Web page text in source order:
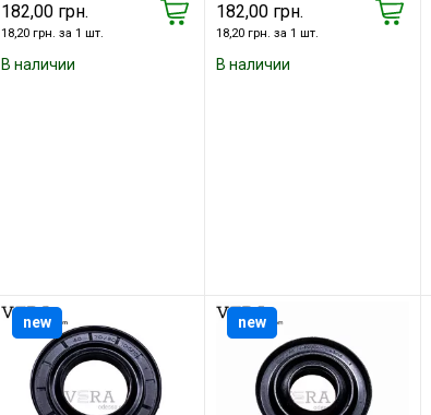
182,00 грн.
18,20 грн. за 1 шт.
В наличии
182,00 грн.
18,20 грн. за 1 шт.
В наличии
new new